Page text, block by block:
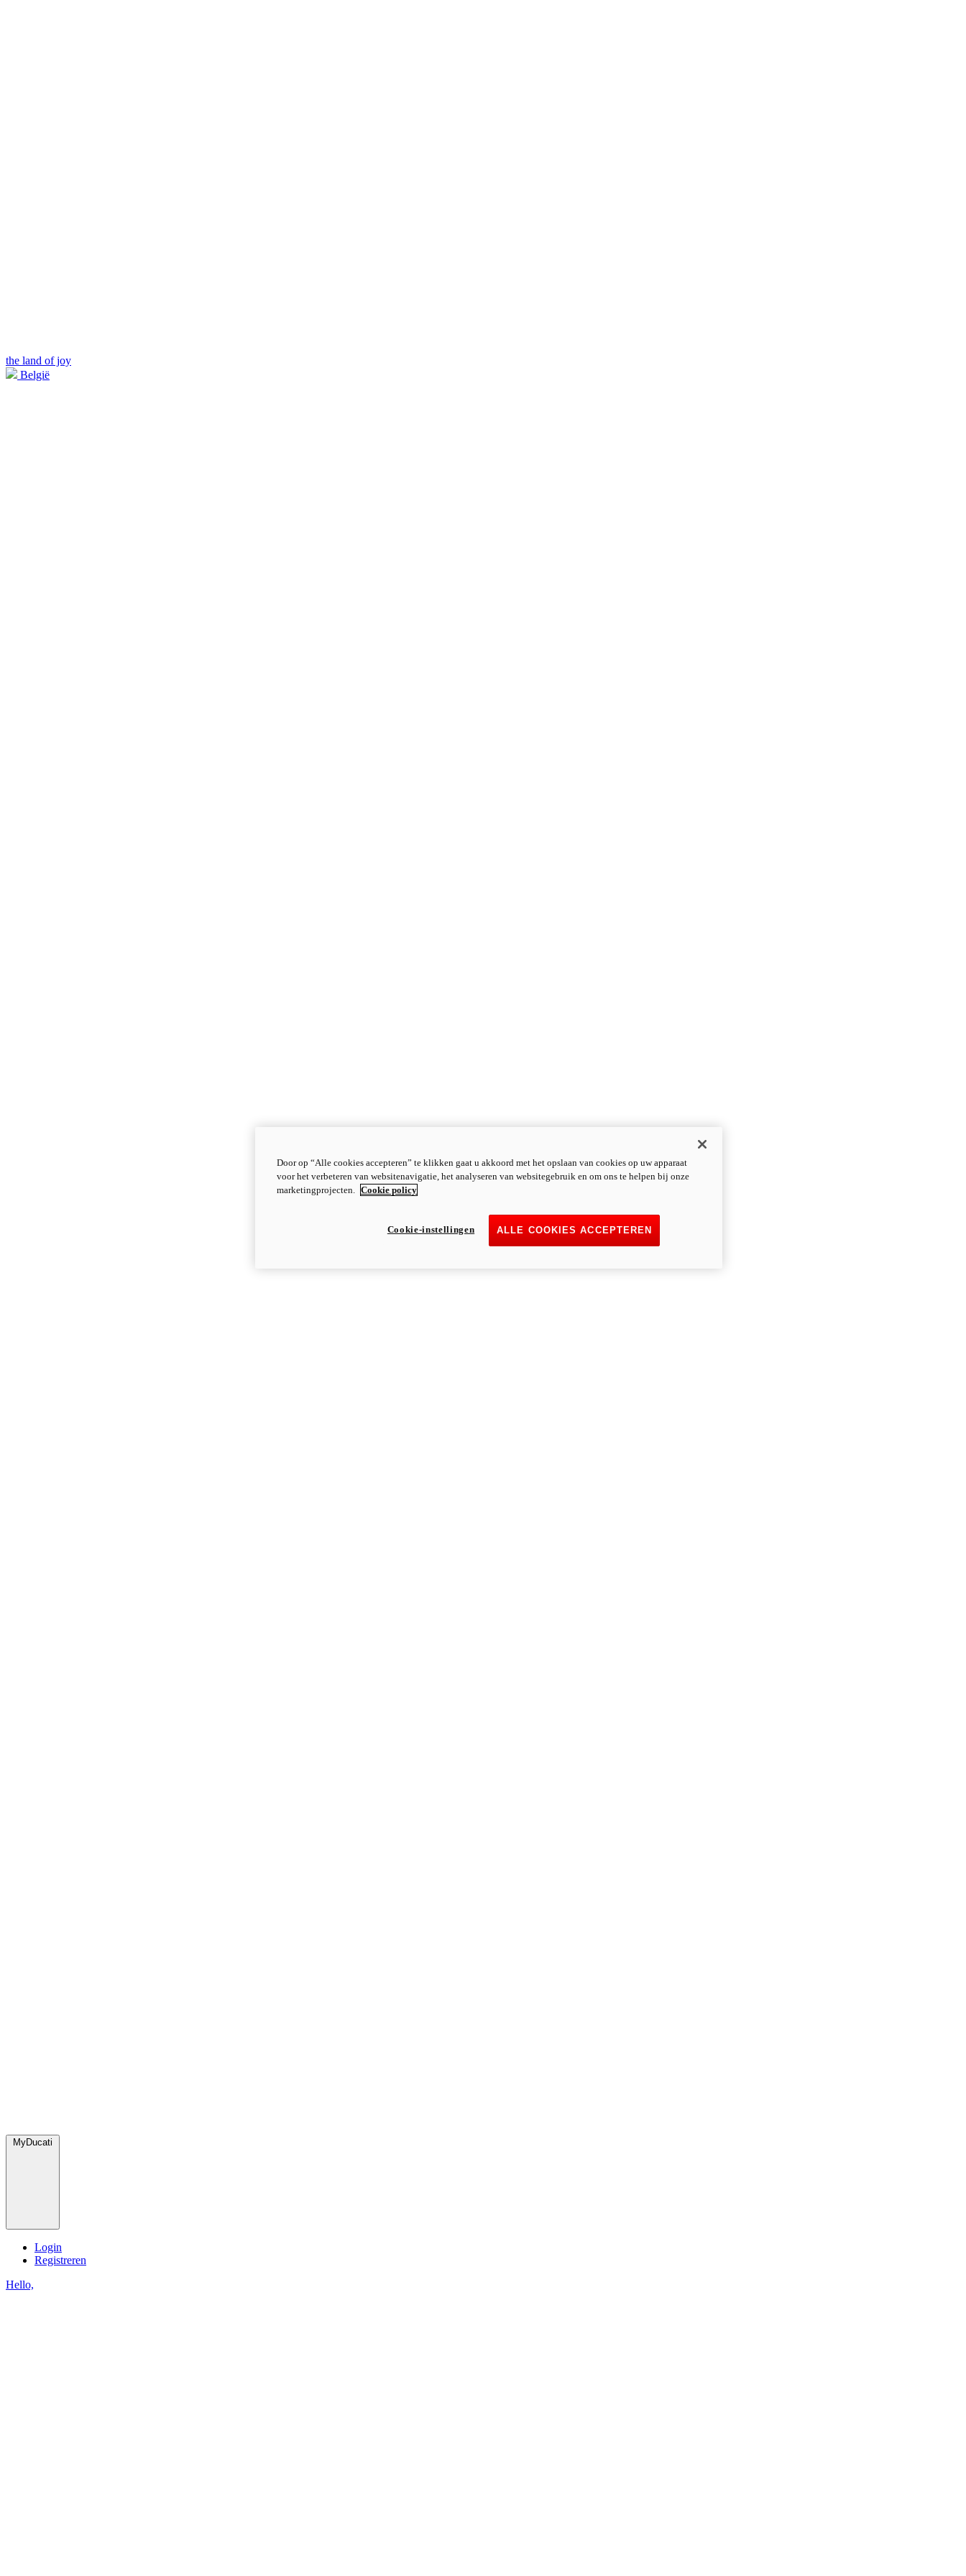
the land of joy
België
MyDucati
Login
Registreren
Hello,
Door op “Alle cookies accepteren” te klikken gaat u akkoord met het opslaan van cookies op uw apparaat
voor het verbeteren van websitenavigatie, het analyseren van websitegebruik en om ons te helpen bij onze
marketingprojecten. Cookie policy
ALLE COOKIES ACCEPTEREN
Cookie-instellingen